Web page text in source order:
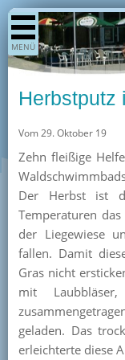
MENÜ
Shop
Aktuelles
Termine
Berichte
Bilder
/ Preise
Kurse
Kioskangebote
Unterstützer
Team
Pressearchiv
Herbstputz
Vom 29. Oktober 19
Zehn fleißige
Der Herbst ist
Temperaturen
der Liegewiese
fallen. Damit
Gras nicht
mit
geladen. Das
erleichterte diese